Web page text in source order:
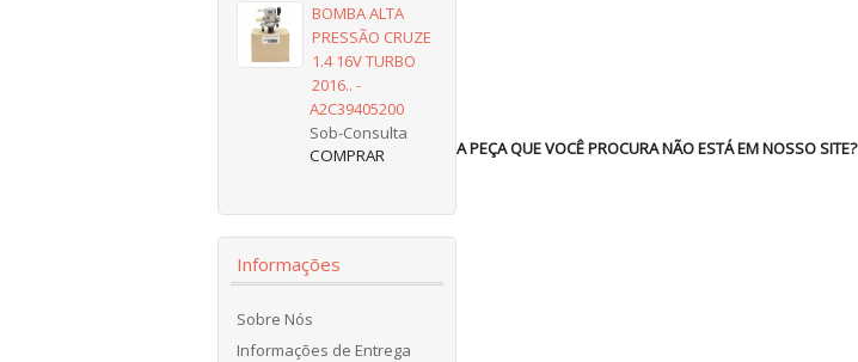
BOMBA ALTA
PRESSÃO CRUZE
1.4 16V TURBO
2016.. -
A2C39405200
Sob-Consulta
Informações
Sobre Nós
Informações de Entrega
A PEÇA QUE VOCÊ PROCURA NÃO ESTÁ EM NOSSO SITE?